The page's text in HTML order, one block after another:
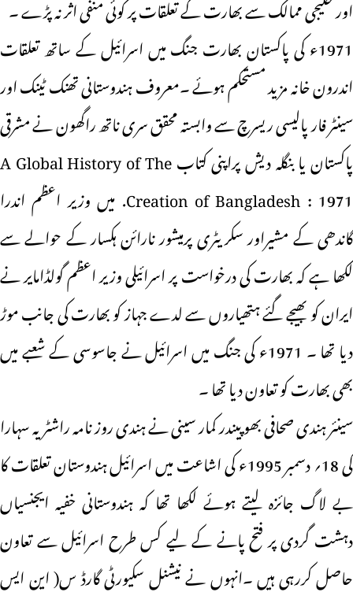
اور خلیجی ممالک سے بھارت کے تعلقات پر کوئی منفی اثر نہ پڑے ۔
1971ء کی پاکستان بھارت جنگ میں اسرائیل کے ساتھ تعلقات
اندرون خانہ مزید مستحکم ہوئے ۔معروف ہندوستانی تھنک ٹینک اور
سینٹر فار پالیسی ریسرچ سے وابستہ محقق سری ناتھ راگھون نے مشرقی
پاکستان یا بنگلہ دیش پراپنی کتاب A Global History of The
Creation of Bangladesh : 1971. میں وزیر اعظم اندرا
گاندھی کے مشیراور سکریٹری پرمیشور نارائن ہکسار کے حوالے سے
لکھا ہے کہ بھارت کی درخواست پر اسرائیلی وزیر اعظم گولڈامایر نے
ایران کو بھیجے گئے ہتھیاروں سے لدے جہاز کو بھارت کی جانب موڑ
دیا تھا ۔ 1971ء کی جنگ میں اسرائیل نے جاسوسی کے شعبے میں
بھی بھارت کو تعاون دیا تھا ۔
سینئر ہندی صحافی بھوپیندر کمار سینی نے ہندی روز نامہ راشٹریہ سہارا
کی 18؍ دسمبر 1995ء کی اشاعت میں اسرائیل ہندوستان تعلقات کا
بے لاگ جائزہ لیتے ہوئے لکھا تھا کہ ہندوستانی خفیہ ایجنسیاں
دہشت گردی پر فتح پانے کے لیے کس طرح اسرائیل سے تعاون
حاصل کررہی ہیں ۔انہوں نے نیشنل سکیورٹی گارڈ س( این ایس